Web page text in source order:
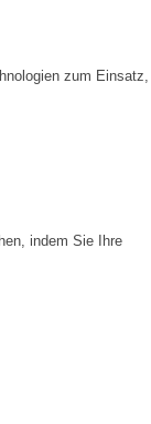
zum Einsatz,
indem Sie Ihre